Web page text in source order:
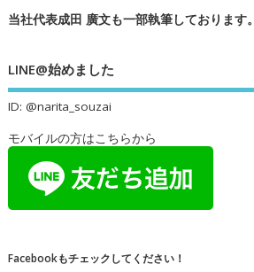
当社代表成田 廣文も一部執筆しております。
LINE@始めました
ID: @narita_souzai
モバイルの方はこちらから
Facebookもチェックしてください！